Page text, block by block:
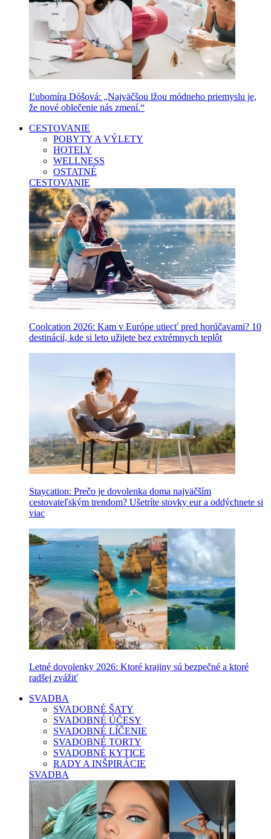
Ľubomíra Dóšová: „Najväčšou lžou módneho priemyslu je,
že nové oblečenie nás zmení.“
CESTOVANIE
POBYTY A VÝLETY
HOTELY
WELLNESS
OSTATNÉ
CESTOVANIE
Coolcation 2026: Kam v Európe utiecť pred horúčavami? 10
destinácií, kde si leto užijete bez extrémnych teplôt
Staycation: Prečo je dovolenka doma najväčším
cestovateľským trendom? Ušetríte stovky eur a oddýchnete si
viac
Letné dovolenky 2026: Ktoré krajiny sú bezpečné a ktoré
radšej zvážiť
SVADBA
SVADOBNÉ ŠATY
SVADOBNÉ ÚČESY
SVADOBNÉ LÍČENIE
SVADOBNÉ TORTY
SVADOBNÉ KYTICE
RADY A INŠPIRÁCIE
SVADBA